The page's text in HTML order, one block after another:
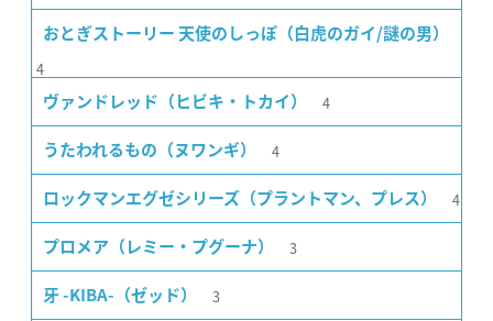
おとぎストーリー 天使のしっぽ（白虎のガイ/謎の男）
4
ヴァンドレッド（ヒビキ・トカイ） 4
うたわれるもの（ヌワンギ） 4
ロックマンエグゼシリーズ（プラントマン、プレス） 4
プロメア（レミー・プグーナ） 3
牙 -KIBA-（ゼッド） 3